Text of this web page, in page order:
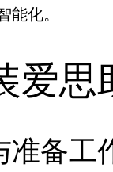
化。
爱思
准备工